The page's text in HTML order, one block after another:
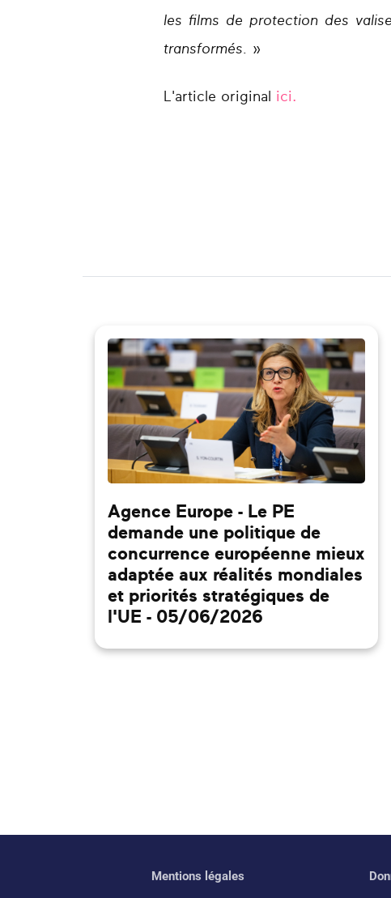
les films de protection des
transformés. »
L'article original ici.
Agence Europe - Le PE
demande une politique de
concurrence européenne mieux
adaptée aux réalités mondiales
et priorités stratégiques de
l'UE - 05/06/2026
Mentions légales